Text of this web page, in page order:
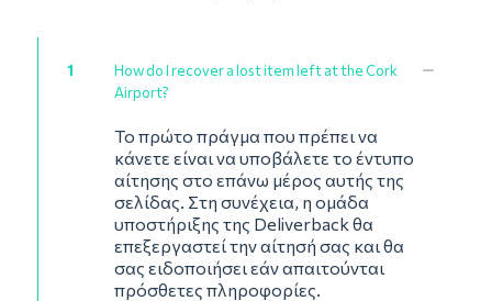
1
How do I recover a lost item left at the Cork
Airport?
Το πρώτο πράγμα που πρέπει να
κάνετε είναι να υποβάλετε το έντυπο
αίτησης στο επάνω μέρος αυτής της
σελίδας. Στη συνέχεια, η ομάδα
υποστήριξης της Deliverback θα
επεξεργαστεί την αίτησή σας και θα
σας ειδοποιήσει εάν απαιτούνται
πρόσθετες πληροφορίες.